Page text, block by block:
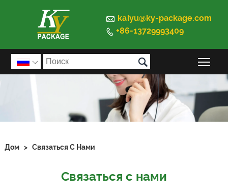
 kaiyu@ky-package.com
 +86-13729993409
 
Дом > Связаться С Нами
Связаться с нами